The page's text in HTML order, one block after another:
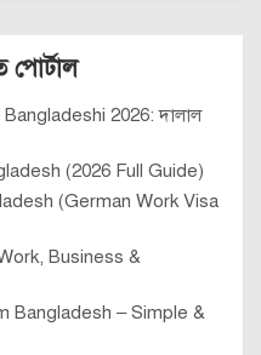
পোর্টাল
2026: দালাল
(2026 Full Guide)
(German Work Visa
Business &
Bangladesh – Simple &